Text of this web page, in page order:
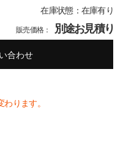
在庫状態：在庫有り
販売価格： 別途お見積り
合わせ
ります。